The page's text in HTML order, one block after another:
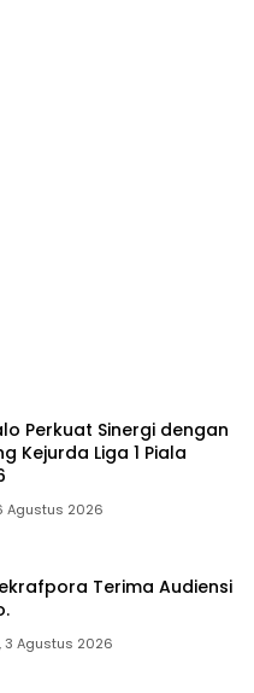
Perkuat Sinergi dengan
Kejurda Liga 1 Piala
Agustus 2026
Terima Audiensi
3 Agustus 2026